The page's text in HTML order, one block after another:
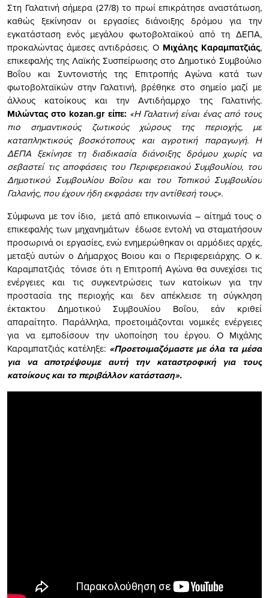
Στη Γαλατινή σήμερα (27/8) το πρωί επικράτησε αναστάτωση,
καθώς ξεκίνησαν οι εργασίες διάνοιξης δρόμου για την
εγκατάσταση ενός μεγάλου φωτοβολταϊκού από τη ΔΕΠΑ,
προκαλώντας άμεσες αντιδράσεις. Ο Μιχάλης Καραμπατζιάς,
επικεφαλής της Λαϊκής Συσπείρωσης στο Δημοτικό Συμβούλιο
Βοΐου και Συντονιστής της Επιτροπής Αγώνα κατά των
φωτοβολταϊκών στην Γαλατινή, βρέθηκε στο σημείο μαζί με
άλλους κατοίκους και την Αντιδήαμρχο της Γαλατινής.
Μιλώντας στο kozan.gr είπε: «Η Γαλατινή είναι ένας από τους
πιο σημαντικούς ζωτικούς χώρους της περιοχής, με
καταπληκτικούς βοσκότοπους και αγροτική παραγωγή. Η
ΔΕΠΑ ξεκίνησε τη διαδικασία διάνοιξης δρόμου χωρίς να
σεβαστεί τις αποφάσεις του Περιφερειακού Συμβουλίου, του
Δημοτικού Συμβουλίου Βοΐου και του Τοπικού Συμβουλίου
Γαλανής, που έχουν ήδη εκφράσει την αντίθεσή τους».
Σύμφωνα με τον ίδιο, μετά από επικοινωνία – αίτημά τους ο
επικεφαλής των μηχανημάτων έδωσε εντολή να σταματήσουν
προσωρινά οι εργασίες, ενώ ενημερώθηκαν οι αρμόδιες αρχές,
μεταξύ αυτών ο Δήμαρχος Βοιου και ο Περιφερειάρχης. Ο κ.
Καραμπατζιάς τόνισε ότι η Επιτροπή Αγώνα θα συνεχίσει τις
ενέργειες και τις συγκεντρώσεις των κατοίκων για την
προστασία της περιοχής και δεν απέκλεισε τη σύγκληση
έκτακτου Δημοτικού Συμβουλίου Βοΐου, εάν κριθεί
απαραίτητο. Παράλληλα, προετοιμάζονται νομικές ενέργειες
για να εμποδίσουν την υλοποίηση του έργου. Ο Μιχάλης
Καραμπατζιάς κατέληξε: «Προετοιμαζόμαστε με όλα τα μέσα
για να αποτρέψουμε αυτή την καταστροφική για τους
κατοίκους και το περιβάλλον κατάσταση».